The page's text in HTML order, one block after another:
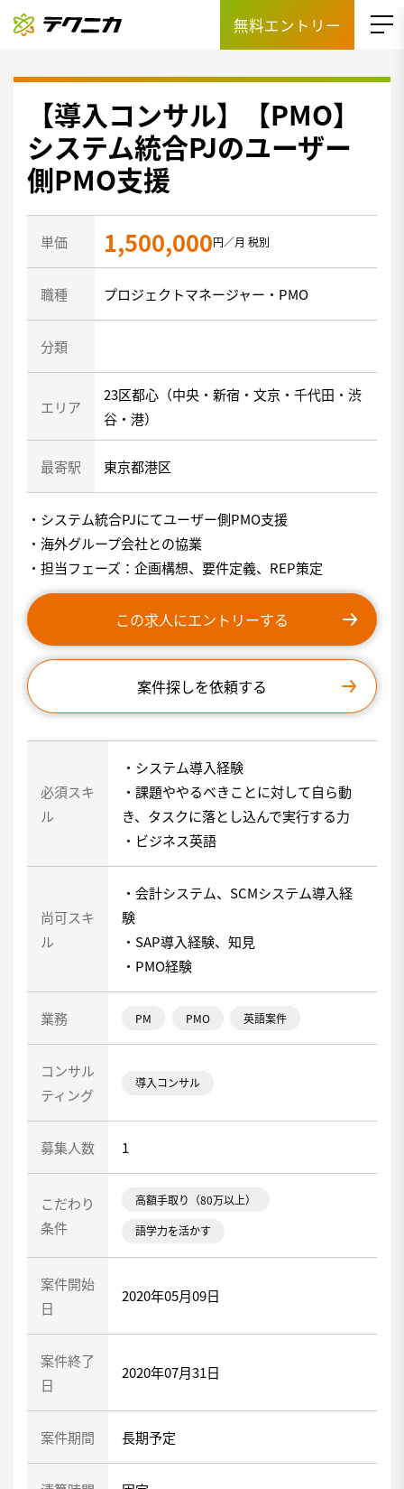
無料エントリー
【導入コンサル】【PMO】
システム統合PJのユーザー
側PMO支援
単価 1,500,000円／月 税別
職種 プロジェクトマネージャー・PMO
分類
エリア
23区都心（中央・新宿・文京・千代田・渋
谷・港）
最寄駅 東京都港区
・システム統合PJにてユーザー側PMO支援
・海外グループ会社との協業
・担当フェーズ：企画構想、要件定義、REP策定
この求人にエントリーする
案件探しを依頼する
必須スキ
ル
・システム導入経験
・課題ややるべきことに対して自ら動
き、タスクに落とし込んで実行する力
・ビジネス英語
尚可スキ
ル
・会計システム、SCMシステム導入経
験
・SAP導入経験、知見
・PMO経験
業務 PM PMO 英語案件
コンサル
ティング
導入コンサル
募集人数 1
こだわり
条件
高額手取り（80万以上）
語学力を活かす
案件開始
日
2020年05月09日
案件終了
日
2020年07月31日
案件期間 長期予定